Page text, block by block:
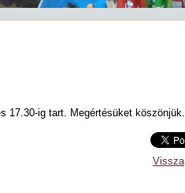
17.30-ig tart. Megértésüket köszönjük.
Vissza